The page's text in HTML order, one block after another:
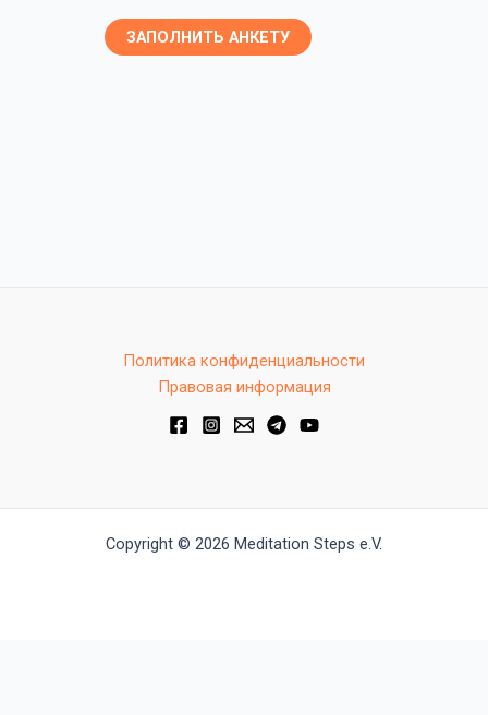
ЗАПОЛНИТЬ АНКЕТУ
Политика конфиденциальности
Правовая информация
Copyright © 2026 Meditation Steps e.V.